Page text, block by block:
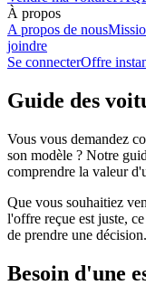
À propos
A propos de nous
joindre
Se connecterOffre
Guide des
Vous vous demandez
son modèle ? Notre
comprendre la valeur
Que vous souhaitiez
l'offre reçue est juste,
de prendre une décision.
Besoin d'une